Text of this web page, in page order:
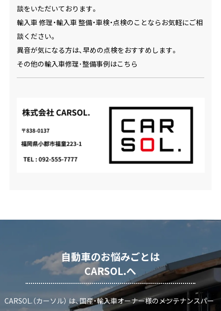
談をいただいております。
輸入車 修理・輸入車 整備・車検・点検のことならお気軽にご相
談ください。
異音が気になる方は、早めの点検をおすすめします。
その他の輸入車修理･整備事例はこちら
自動車のお悩みごとは
CARSOL.へ
CARSOL.（カーソル） は、国産・輸入車オーナー様のメンテナンスパー